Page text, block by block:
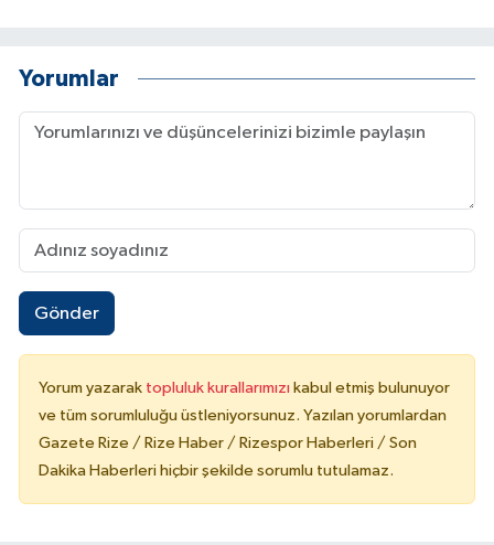
Yorumlar
Gönder
Yorum yazarak topluluk kurallarımızı kabul etmiş bulunuyor
ve tüm sorumluluğu üstleniyorsunuz. Yazılan yorumlardan
Gazete Rize / Rize Haber / Rizespor Haberleri / Son
Dakika Haberleri hiçbir şekilde sorumlu tutulamaz.